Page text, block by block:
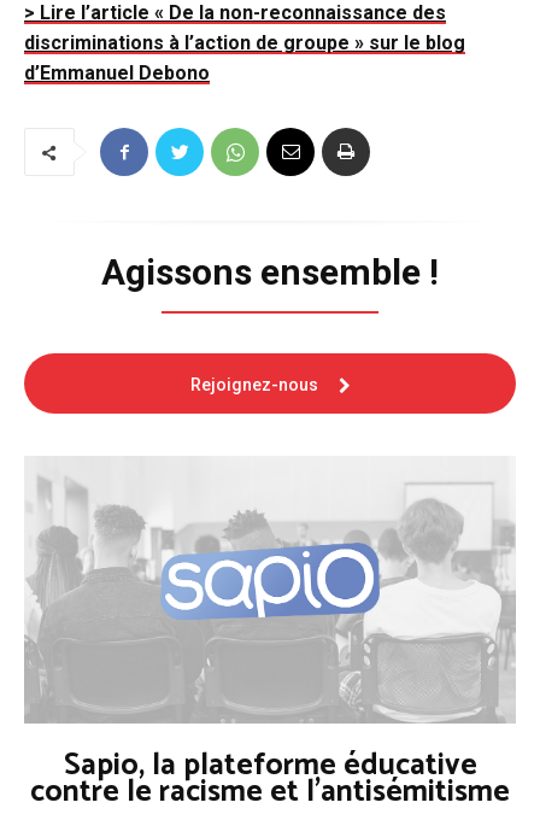
> Lire l’article « De la non-reconnaissance des
discriminations à l’action de groupe » sur le blog
d’Emmanuel Debono
Agissons ensemble !
Rejoignez-nous
Sapio, la plateforme éducative
contre le racisme et l'antisémitisme